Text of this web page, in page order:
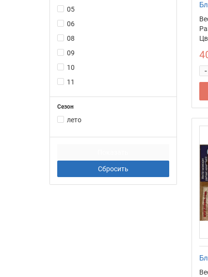
05
06
08
09
10
11
Сезон
лето
-